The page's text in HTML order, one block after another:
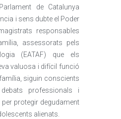
de Catalunya
i sens dubte el Poder
responsables
assessorats pels
(EATAF) que els
valuosa i difícil funció
siguin conscients
professionals i
protegir degudament
alienats.